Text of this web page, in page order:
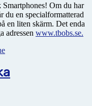
Om du har
du en specialformatterad
en liten skärm. Det enda
adressen www.tbobs.se.